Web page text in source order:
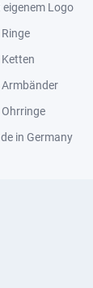
Logo
in Germany